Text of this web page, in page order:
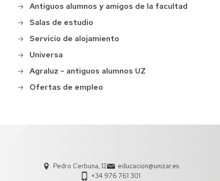
Antiguos alumnos y amigos de la facultad
Salas de estudio
Servicio de alojamiento
Universa
Agraluz - antiguos alumnos UZ
Ofertas de empleo
Pedro Cerbuna, 12
educacion@unizar.es
+34 976 761 301